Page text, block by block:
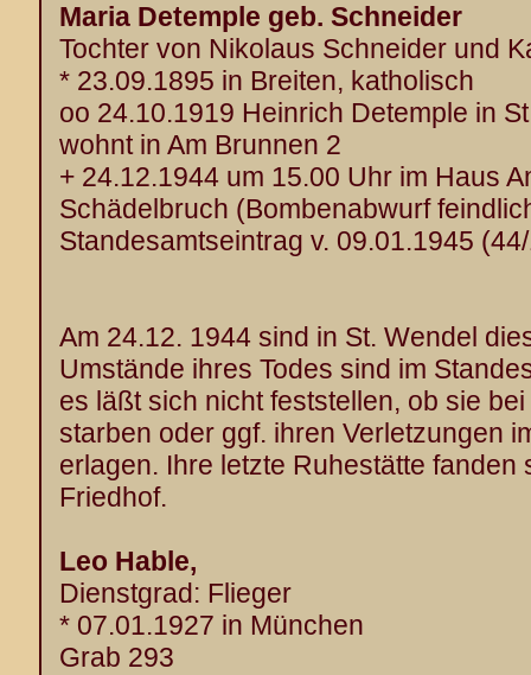
Maria Detemple geb. Schneider
Tochter von Nikolaus Schneider und
* 23.09.1895 in Breiten, katholisch
oo 24.10.1919 Heinrich Detemple in
wohnt in Am Brunnen 2
+ 24.12.1944 um 15.00 Uhr im Haus
Schädelbruch (Bombenabwurf
Standesamtseintrag v. 09.01.1945
Am 24.12. 1944 sind in St. Wendel
Umstände ihres Todes sind im
es läßt sich nicht feststellen, ob sie
starben oder ggf. ihren Verletzungen
erlagen. Ihre letzte Ruhestätte fanden
Friedhof.
Leo Hable,
Dienstgrad: Flieger
* 07.01.1927 in München
Grab 293